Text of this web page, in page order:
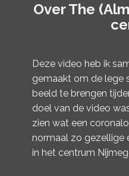
Over The
Deze video heb ik
gemaakt om de lege
beeld te brengen
doel van de video
zien wat een
normaal zo gezellige
in het centrum